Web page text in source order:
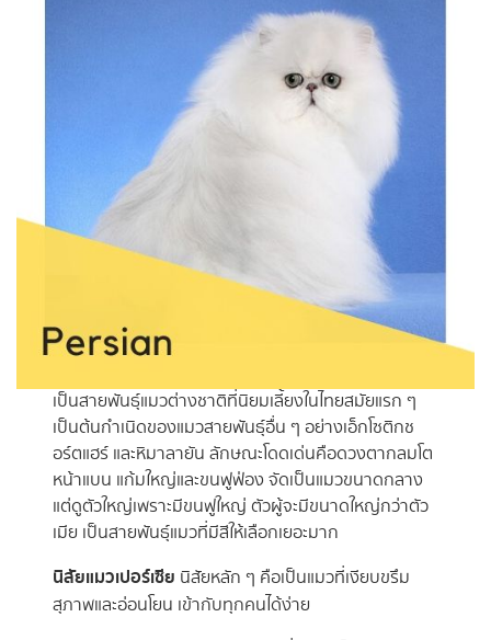
เป็นสายพันธุ์แมวต่างชาติที่นิยมเลี้ยงในไทยสมัยแรก ๆ
เป็นต้นกำเนิดของแมวสายพันธุ์อื่น ๆ อย่างเอ็กโซติกช
อร์ตแฮร์ และหิมาลายัน ลักษณะโดดเด่นคือดวงตากลมโต
หน้าแบน แก้มใหญ่และขนฟูฟ่อง จัดเป็นแมวขนาดกลาง
แต่ดูตัวใหญ่เพราะมีขนฟูใหญ่ ตัวผู้จะมีขนาดใหญ่กว่าตัว
เมีย เป็นสายพันธุ์แมวที่มีสีให้เลือกเยอะมาก
นิสัยแมวเปอร์เซีย นิสัยหลัก ๆ คือเป็นแมวที่เงียบขรึม
สุภาพและอ่อนโยน เข้ากับทุกคนได้ง่าย